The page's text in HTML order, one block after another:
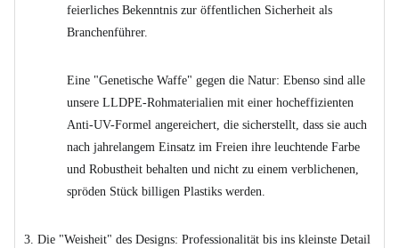
feierliches Bekenntnis zur öffentlichen Sicherheit als
Branchenführer.
Eine "Genetische Waffe" gegen die Natur: Ebenso sind alle
unsere LLDPE-Rohmaterialien mit einer hocheffizienten
Anti-UV-Formel angereichert, die sicherstellt, dass sie auch
nach jahrelangem Einsatz im Freien ihre leuchtende Farbe
und Robustheit behalten und nicht zu einem verblichenen,
spröden Stück billigen Plastiks werden.
3. Die "Weisheit" des Designs: Professionalität bis ins kleinste Detail